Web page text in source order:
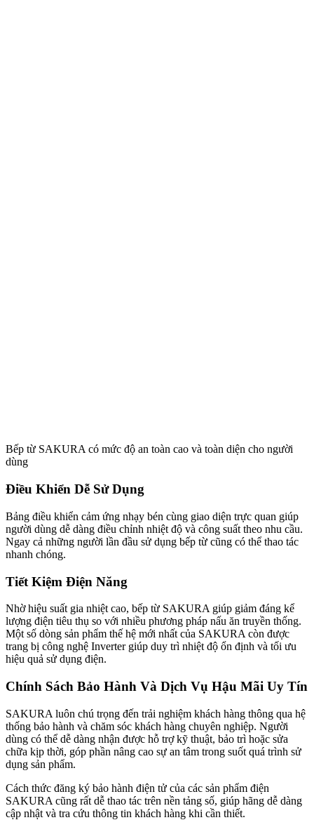
Bếp từ SAKURA có mức độ an toàn cao và toàn diện cho người
dùng
Điều Khiển Dễ Sử Dụng
Bảng điều khiển cảm ứng nhạy bén cùng giao diện trực quan giúp
người dùng dễ dàng điều chỉnh nhiệt độ và công suất theo nhu cầu.
Ngay cả những người lần đầu sử dụng bếp từ cũng có thể thao tác
nhanh chóng.
Tiết Kiệm Điện Năng
Nhờ hiệu suất gia nhiệt cao, bếp từ SAKURA giúp giảm đáng kể
lượng điện tiêu thụ so với nhiều phương pháp nấu ăn truyền thống.
Một số dòng sản phẩm thế hệ mới nhất của SAKURA còn được
trang bị công nghệ Inverter giúp duy trì nhiệt độ ổn định và tối ưu
hiệu quả sử dụng điện.
Chính Sách Bảo Hành Và Dịch Vụ Hậu Mãi Uy Tín
SAKURA luôn chú trọng đến trải nghiệm khách hàng thông qua hệ
thống bảo hành và chăm sóc khách hàng chuyên nghiệp. Người
dùng có thể dễ dàng nhận được hỗ trợ kỹ thuật, bảo trì hoặc sửa
chữa kịp thời, góp phần nâng cao sự an tâm trong suốt quá trình sử
dụng sản phẩm.
Cách thức đăng ký bảo hành điện tử của các sản phẩm điện
SAKURA cũng rất dễ thao tác trên nền tảng số, giúp hãng dễ dàng
cập nhật và tra cứu thông tin khách hàng khi cần thiết.